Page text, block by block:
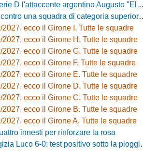
l'attaccente argentino Augusto "El Tato" Diaz
di categoria superiore»: Franzini analizza il test del Piacenza
ecco il Girone I. Tutte le squadre
2027, ecco il Girone H. Tutte le squadre
ecco il Girone G. Tutte le squadre
ecco il Girone F. Tutte le squadre
2027, ecco il Girone E. Tutte le squadre
2027, ecco il Girone D. Tutte le squadre
2027, ecco il Girone C. Tutte le squadre
2027, ecco il Girone B. Tutte le squadre
ecco il Girone A. Tutte le squadre
innesti per rinforzare la rosa
0: test positivo sotto la pioggia, doppietta per Gasperoni